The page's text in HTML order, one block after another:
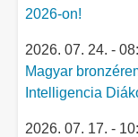
2026-on!
2026. 07. 24. -
Magyar
Intelligencia
2026. 07. 17. -